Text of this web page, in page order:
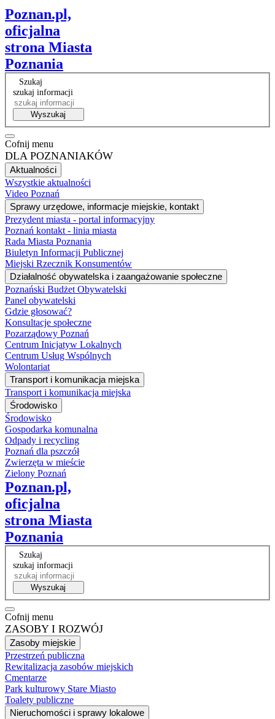
Poznan.pl,
oficjalna
strona Miasta
Poznania
Szukaj
szukaj informacji
Wyszukaj
Cofnij menu
DLA POZNANIAKÓW
Aktualności
Wszystkie aktualności
Video Poznań
Sprawy urzędowe, informacje miejskie, kontakt
Prezydent miasta - portal informacyjny
Poznań kontakt - linia miasta
Rada Miasta Poznania
Biuletyn Informacji Publicznej
Miejski Rzecznik Konsumentów
Działalność obywatelska i zaangażowanie społeczne
Poznański Budżet Obywatelski
Panel obywatelski
Gdzie głosować?
Konsultacje społeczne
Pozarządowy Poznań
Centrum Inicjatyw Lokalnych
Centrum Usług Wspólnych
Wolontariat
Transport i komunikacja miejska
Transport i komunikacja miejska
Środowisko
Środowisko
Gospodarka komunalna
Odpady i recycling
Poznań dla pszczół
Zwierzęta w mieście
Zielony Poznań
Poznan.pl,
oficjalna
strona Miasta
Poznania
Szukaj
szukaj informacji
Wyszukaj
Cofnij menu
ZASOBY I ROZWÓJ
Zasoby miejskie
Przestrzeń publiczna
Rewitalizacja zasobów miejskich
Cmentarze
Park kulturowy Stare Miasto
Toalety publiczne
Nieruchomości i sprawy lokalowe